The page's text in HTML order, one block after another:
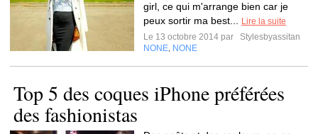
girl, ce qui m'arrange bien car je
peux sortir ma best...
Lire la suite
Le 13 octobre 2014 par
Stylesbyassitan
NONE NONE
Top 5 des coques iPhone préférées
des fashionistas